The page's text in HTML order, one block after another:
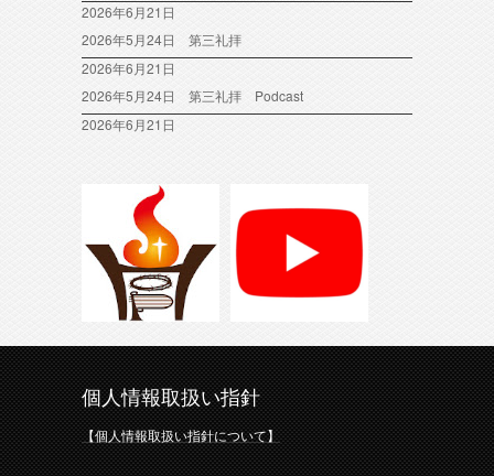
2026年6月21日
2026年5月24日 第三礼拝
2026年6月21日
2026年5月24日 第三礼拝 Podcast
2026年6月21日
個人情報取扱い指針
【個人情報取扱い指針について】